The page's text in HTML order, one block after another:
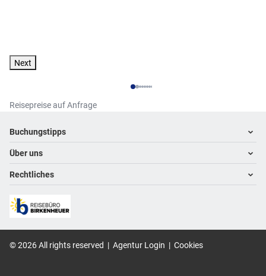
Next
Reisepreise auf Anfrage
Footer navigation
Buchungstipps
Warum im Reisebüro buchen
Hoteltipps
Reisewelten
Über uns
Kontakt
Rechtliches
Impressum
Datenschutz
©2026All rights reserved | Agentur Login | Cookies